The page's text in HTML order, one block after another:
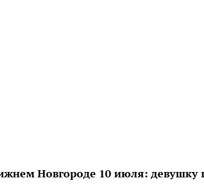
Новгороде 10 июля: девушку